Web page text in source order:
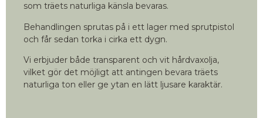
som träets naturliga känsla bevaras.
Behandlingen sprutas på i ett lager med sprutpistol
och får sedan torka i cirka ett dygn.
Vi erbjuder både transparent och vit hårdvaxolja,
vilket gör det möjligt att antingen bevara träets
naturliga ton eller ge ytan en lätt ljusare karaktär.